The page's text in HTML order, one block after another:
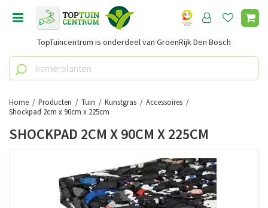
Home Producten Tuin Kunstgras
Accessoires
Shockpad 2cm x 90cm x 225cm
TopTuincentrum is onderdeel van GroenRijk Den Bosch
SHOCKPAD 2CM X 90CM X 225CM